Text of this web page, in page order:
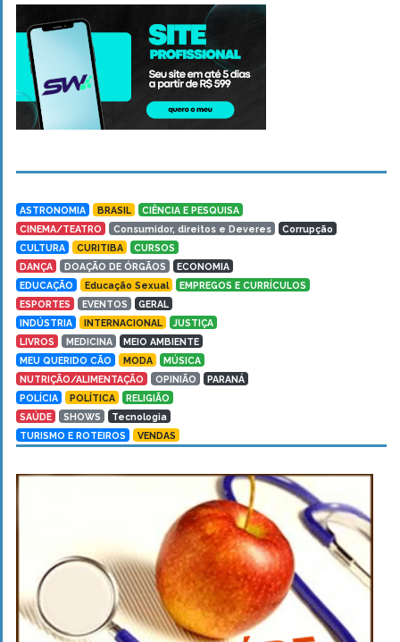
ASTRONOMIA BRASIL
CIÊNCIA E PESQUISA
CINEMA/TEATRO
Consumidor, direitos e Deveres
Corrupção
CULTURA
CURITIBA
CURSOS
DANÇA
DOAÇÃO DE ÓRGÃOS
ECONOMIA
EDUCAÇÃO
Educação Sexual
EMPREGOS E CURRÍCULOS
ESPORTES
EVENTOS
GERAL
INDÚSTRIA
INTERNACIONAL
JUSTIÇA
LIVROS
MEDICINA
MEIO AMBIENTE
MEU QUERIDO CÃO
MODA
MÚSICA
NUTRIÇÃO/ALIMENTAÇÃO
OPINIÃO
PARANÁ
POLÍCIA
POLÍTICA
RELIGIÃO
SAÚDE
SHOWS
Tecnologia
TURISMO E ROTEIROS
VENDAS